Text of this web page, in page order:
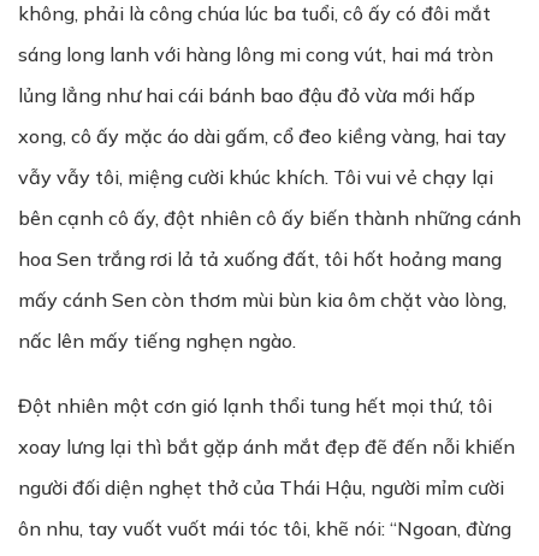
không, phải là công chúa lúc ba tuổi, cô ấy có đôi mắt
sáng long lanh với hàng lông mi cong vút, hai má tròn
lủng lẳng như hai cái bánh bao đậu đỏ vừa mới hấp
xong, cô ấy mặc áo dài gấm, cổ đeo kiềng vàng, hai tay
vẫy vẫy tôi, miệng cười khúc khích. Tôi vui vẻ chạy lại
bên cạnh cô ấy, đột nhiên cô ấy biến thành những cánh
hoa Sen trắng rơi lả tả xuống đất, tôi hốt hoảng mang
mấy cánh Sen còn thơm mùi bùn kia ôm chặt vào lòng,
nấc lên mấy tiếng nghẹn ngào.
Đột nhiên một cơn gió lạnh thổi tung hết mọi thứ, tôi
xoay lưng lại thì bắt gặp ánh mắt đẹp đẽ đến nỗi khiến
người đối diện nghẹt thở của Thái Hậu, người mỉm cười
ôn nhu, tay vuốt vuốt mái tóc tôi, khẽ nói: “Ngoan, đừng